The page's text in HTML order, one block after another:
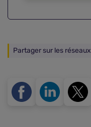
Partager sur les réseaux